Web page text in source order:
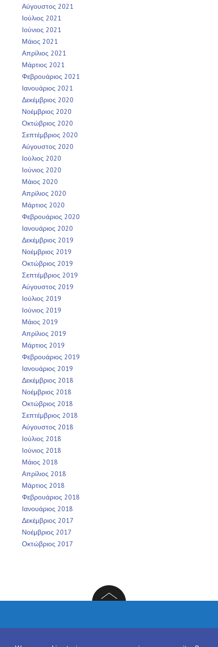
Αύγουστος 2021
Ιούλιος 2021
Ιούνιος 2021
Μάιος 2021
Απρίλιος 2021
Μάρτιος 2021
Φεβρουάριος 2021
Ιανουάριος 2021
Δεκέμβριος 2020
Νοέμβριος 2020
Οκτώβριος 2020
Σεπτέμβριος 2020
Αύγουστος 2020
Ιούλιος 2020
Ιούνιος 2020
Μάιος 2020
Απρίλιος 2020
Μάρτιος 2020
Φεβρουάριος 2020
Ιανουάριος 2020
Δεκέμβριος 2019
Νοέμβριος 2019
Οκτώβριος 2019
Σεπτέμβριος 2019
Αύγουστος 2019
Ιούλιος 2019
Ιούνιος 2019
Μάιος 2019
Απρίλιος 2019
Μάρτιος 2019
Φεβρουάριος 2019
Ιανουάριος 2019
Δεκέμβριος 2018
Νοέμβριος 2018
Οκτώβριος 2018
Σεπτέμβριος 2018
Αύγουστος 2018
Ιούλιος 2018
Ιούνιος 2018
Μάιος 2018
Απρίλιος 2018
Μάρτιος 2018
Φεβρουάριος 2018
Ιανουάριος 2018
Δεκέμβριος 2017
Νοέμβριος 2017
Οκτώβριος 2017
Facebook
TwitterInstagram
LinkedIn